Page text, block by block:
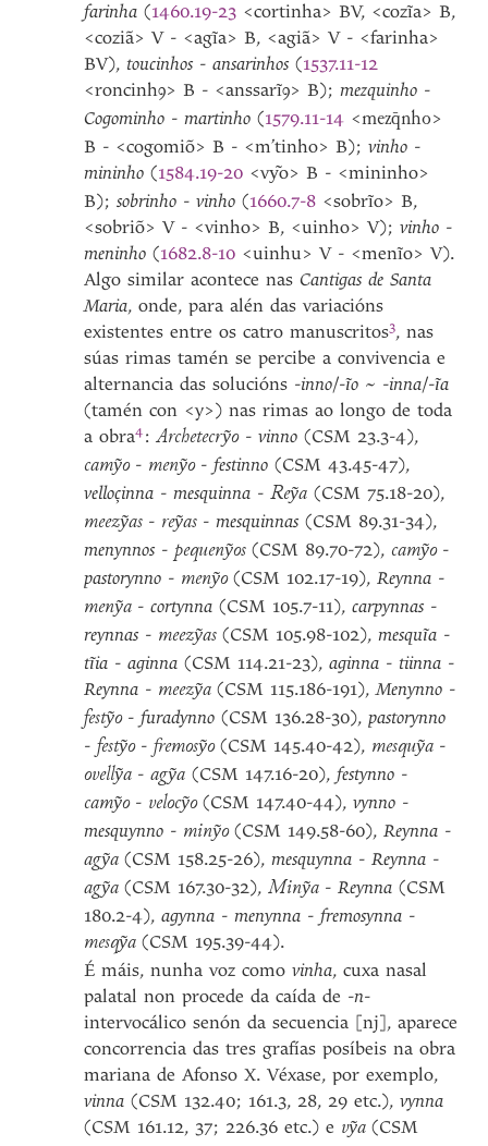
farinha(1460.19-23 <cortinha> BV, <cozĩa> B,
<coziã> V - <agĩa> B, <agiã> V - <farinha>
BV),toucinhos -ansarinhos(1537.11-12
<roncinhꝯ> B - <anssarĩꝯ> B);mezquinho -
Cogominho -martinho(1579.11-14 <mezq̄nho>
B - <cogomiõ> B - <m’tinho> B);vinho -
mininho(1584.19-20 <vy͂o> B - <mininho>
B);sobrinho -vinho(1660.7-8 <sobrĩo> B,
<sobriõ> V - <vinho> B, <uinho> V);vinho -
meninho(1682.8-10 <uinhu> V - <menĩo> V).
Algo similar acontece nasCantigas de Santa
Maria, onde, para alén das variacións
existentes entre os catromanuscritos3, nas
súas rimas tamén se percibe a convivencia e
alternancia das solucións -inno/-ĩo ~ -inna/-ĩa
(tamén con <y>) nas rimas ao longo de toda
aobra4 :Archetecry͂o -vinno(CSM 23.3-4),
camy͂o - meny͂o -festinno(CSM 43.45-47),
velloçinna -mesquinna -Rey͂a (CSM 75.18-20),
meezy͂as - rey͂as -mesquinnas(CSM 89.31-34),
menynnos - pequeny͂os(CSM 89.70-72),camy͂o -
pastorynno - meny͂o(CSM 102.17-19),Reynna -
meny͂a -cortynna(CSM 105.7-11),carpynnas -
reynnas - meezy͂as(CSM 105.98-102),mesquĩa -
tĩia -aginna(CSM 114.21-23),aginna -tiinna -
Reynna - meezy͂a(CSM 115.186-191),Menynno -
festy͂o -furadynno(CSM 136.28-30),pastorynno
-festy͂o -fremosy͂o(CSM 145.40-42), mesquy͂a -
ovelly͂a -agy͂a (CSM 147.16-20),festynno -
camy͂o - velocy͂o(CSM 147.40-44),vynno -
mesquynno - miny͂o(CSM 149.58-60),Reynna -
agy͂a(CSM 158.25-26),mesquynna -Reynna -
agy͂a(CSM 167.30-32),Miny͂a -Reynna(CSM
180.2-4),agynna -menynna -fremosynna -
mesqy͂a(CSM 195.39-44).
É máis, nunha voz comovinha, cuxa nasal
palatal non procede da caída de -n-
intervocálico senón da secuencia [nj], aparece
concorrencia das tres grafías posíbeis na obra
mariana de Afonso X. Véxase, por exemplo,
vinna(CSM 132.40; 161.3, 28, 29 etc.),vynna
(CSM 161.12, 37; 226.36 etc.) e vy͂a(CSM